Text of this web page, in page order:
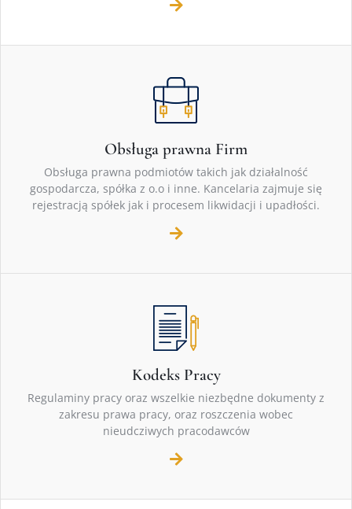
Obsługa prawna Firm
Obsługa prawna podmiotów takich jak działalność
gospodarcza, spółka z o.o i inne. Kancelaria zajmuje się
rejestracją spółek jak i procesem likwidacji i upadłości.
Kodeks Pracy
Regulaminy pracy oraz wszelkie niezbędne dokumenty z
zakresu prawa pracy, oraz roszczenia wobec
nieudcziwych pracodawców